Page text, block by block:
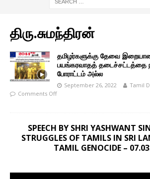
திரு.சுமந்திரன்
தமிழர்களுக்கு தேவை
பயங்கரவாதத் தடைச்சட்டத்தை
போராட்டம் அல்ல
September 26, 2022
Tamil
Comments Off
SPEECH BY SHRI YASHWANT
STRUGGLES OF TAMILS IN SRI
TAMIL GENOCIDE –